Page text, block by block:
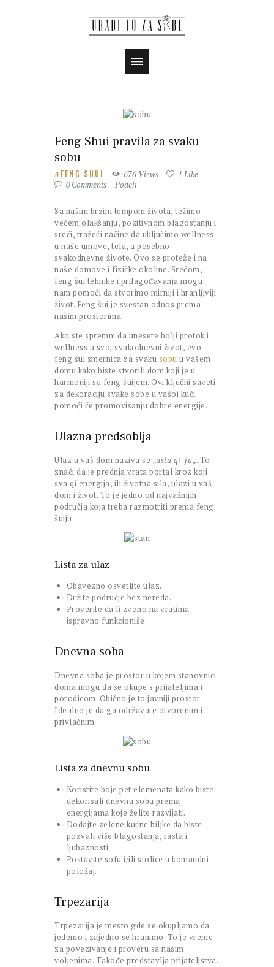
Feng Shui pravila za svaku
sobu
FENG SHUI 676 Views 1 Like
0Comments Podeli
Sa našim brzim tempom života, težimo
većem olakšanju, pozitivnom blagostanju i
sreći, tražeći načine da uključimo wellness
u naše umove, tela, a posebno
svakodnevne živote. Ovo se proteže i na
naše domove i fizičke okoline. Srećom,
feng šui tehnike i prilagođavanja mogu
nam pomoći da stvorimo mirniji i hranljiviji
život. Feng šui je svestan odnos prema
našim prostorima.
Ako ste spremni da unesete bolji protok i
wellness u svoj svakodnevni život, evo
feng šui smernica za svaku sobu u vašem
domu kako biste stvorili dom koji je u
harmoniji sa feng šuijem. Ovi ključni saveti
za dekoraciju svake sobe u vašoj kući
pomoći će promovisanju dobre energije.
Ulazna predsoblja
Ulaz u vaš dom naziva se „usta qi-ja„. To
znači da je prednja vrata portal kroz koji
sva qi energija, ili životna sila, ulazi u vaš
dom i život. To je jedno od najvažnijih
područja koja treba razmotriti prema feng
šuiju.
Lista za ulaz
Obavezno osvetlite ulaz.
Držite područje bez nereda.
Proverite da li zvono na vratima
ispravno funkcioniše.
Dnevna soba
Dnevna soba je prostor u kojem stanovnici
doma mogu da se okupe s prijateljima i
porodicom. Obično je to javniji prostor.
Idealno je da ga održavate otvorenim i
privlačnim.
Lista za dnevnu sobu
Koristite boje pet elemenata kako biste
dekorisali dnevnu sobu prema
energijama koje želite razvijati.
Dodajte zelene kućne biljke da biste
pozvali više blagostanja, rasta i
ljubaznosti.
Postavite sofu i/ili stolice u komandni
položaj.
Trpezarija
Trpezarija je mesto gde se okupljamo da
jedemo i zajedno se hranimo. To je vreme
za povezivanje i proveru sa našim
voljenima. Takođe predstavlja prijateljstva.